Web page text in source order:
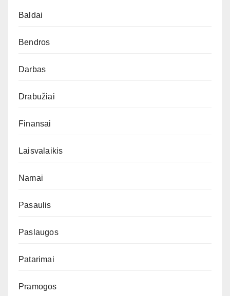
Baldai
Bendros
Darbas
Drabužiai
Finansai
Laisvalaikis
Namai
Pasaulis
Paslaugos
Patarimai
Pramogos